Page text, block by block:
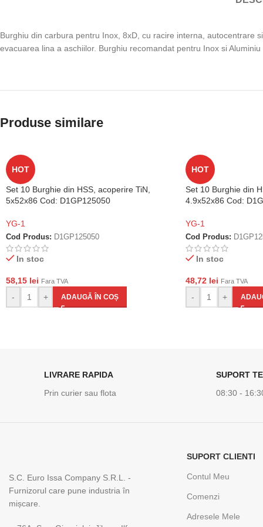
Burghiu din carbura pentru Inox, 8xD, cu racire interna, autocentrare
evacuarea lina a aschiilor. Burghiu recomandat pentru Inox si Aluminiu
Produse similare
HOT
Set 10 Burghie din HSS, acoperire TiN,
5x52x86 Cod: D1GP125050
YG-1
Cod Produs: D1GP125050
In stoc
58,15 lei Fara TVA
- + ADAUGĂ ÎN COȘ
HOT
Set 10 Burghie din
4.9x52x86 Cod:
YG-1
Cod Produs:
In stoc
48,72 lei Fara TVA
- +
LIVRARE RAPIDA
Prin curier sau flota
SUPORT
08:30 -
S.C. Euro Issa Company S.R.L. -
Furnizorul care pune industria în
mișcare.
SUPORT CLIENTI
Contul Meu
Comenzi
Adresele Mele